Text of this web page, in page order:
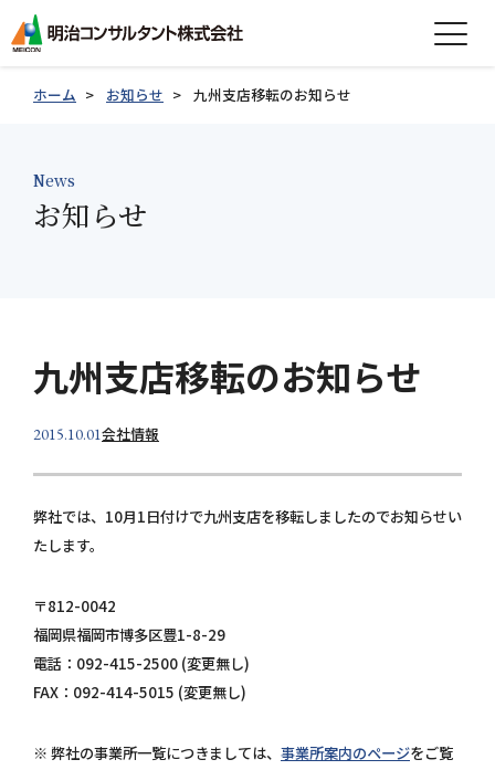
会社情報
製品紹介
グループ会社採用情報
お知らせ
ホーム お知らせ 九州支店移転のお知らせ
News
お知らせ
九州支店移転のお知らせ
2015.10.01会社情報
弊社では、10月1日付けで九州支店を移転しましたのでお知らせい
たします。
〒812-0042
福岡県福岡市博多区豊1-8-29
電話：092-415-2500 (変更無し)
FAX：092-414-5015 (変更無し)
※ 弊社の事業所一覧につきましては、 事業所案内のページをご覧